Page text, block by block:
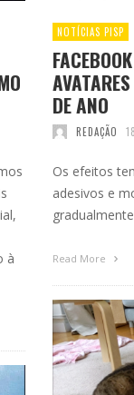
à
NOTÍCIAS PISP
DE ANO
REDAÇÃO
Os efeitos
adesivos e
Read More